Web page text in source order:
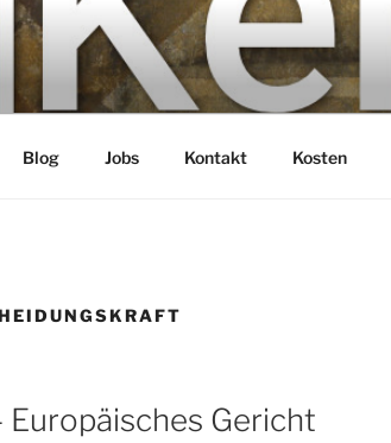
Blog Jobs Kontakt Kosten
Europäisches Gericht